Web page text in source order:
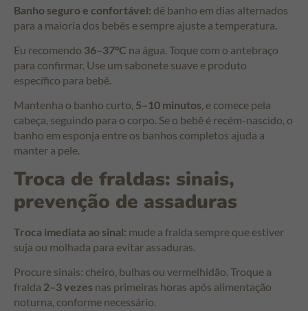
Banho seguro e confortável: dê banho em dias alternados
para a maioria dos bebês e sempre ajuste a temperatura.
Eu recomendo 36–37°C na água. Toque com o antebraço
para confirmar. Use um sabonete suave e produto
específico para bebê.
Mantenha o banho curto, 5–10 minutos, e comece pela
cabeça, seguindo para o corpo. Se o bebê é recém-nascido, o
banho em esponja entre os banhos completos ajuda a
manter a pele.
Troca de fraldas: sinais,
prevenção de assaduras
Troca imediata ao sinal: mude a fralda sempre que estiver
suja ou molhada para evitar assaduras.
Procure sinais: cheiro, bulhas ou vermelhidão. Troque a
fralda 2–3 vezes nas primeiras horas após alimentação
noturna, conforme necessário.